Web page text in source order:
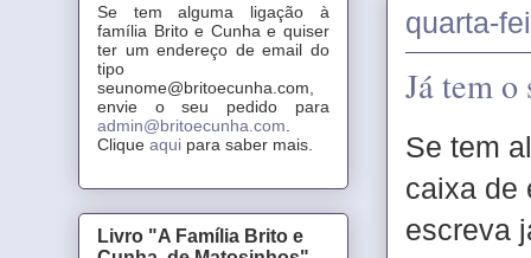
quarta-
Já tem
Se tem
caixa de
escreva
Se tem alguma ligação à
família Brito e Cunha e quiser
ter um endereço de email do
tipo
seunome@britoecunha.com,
envie o seu pedido para
admin@britoecunha.com
Clique aqui para saber mais.
Livro "A Família Brito e